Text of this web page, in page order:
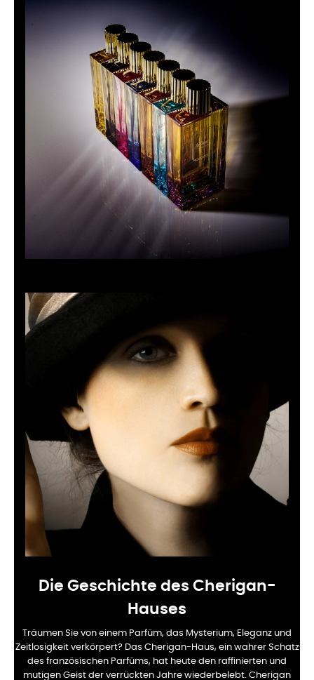
Die Geschichte des Cherigan-
Hauses
Träumen Sie von einem Parfüm, das Mysterium, Eleganz und
Zeitlosigkeit verkörpert? Das Cherigan-Haus, ein wahrer Schatz
des französischen Parfüms, hat heute den raffinierten und
mutigen Geist der verrückten Jahre wiederbelebt. Cherigan